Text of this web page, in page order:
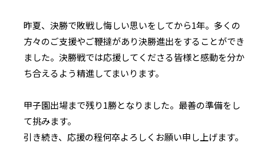
昨夏、決勝で敗戦し悔しい思いをしてから1年。多くの
方々のご支援やご鞭撻があり決勝進出をすることができ
ました。決勝戦では応援してくださる皆様と感動を分か
ち合えるよう精進してまいります。
甲子園出場まで残り1勝となりました。最善の準備をし
て挑みます。
引き続き、応援の程何卒よろしくお願い申し上げます。